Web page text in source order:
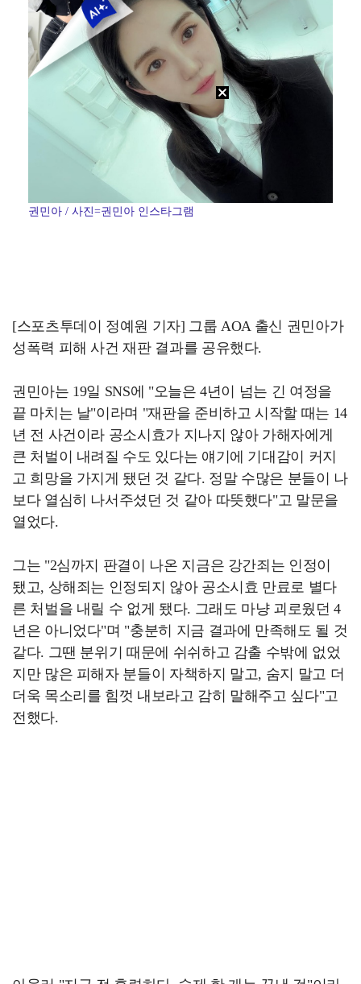
[ST포토] 전예성, 파세이브로 시작
권민아 / 사진=권민아 인스타그램
[스포츠투데이 정예원 기자] 그룹 AOA 출신 권민아가
성폭력 피해 사건 재판 결과를 공유했다.
권민아는 19일 SNS에 "오늘은 4년이 넘는 긴 여정을
끝 마치는 날"이라며 "재판을 준비하고 시작할 때는 14
년 전 사건이라 공소시효가 지나지 않아 가해자에게
큰 처벌이 내려질 수도 있다는 얘기에 기대감이 커지
고 희망을 가지게 됐던 것 같다. 정말 수많은 분들이 나
보다 열심히 나서주셨던 것 같아 따뜻했다"고 말문을
열었다.
그는 "2심까지 판결이 나온 지금은 강간죄는 인정이
됐고, 상해죄는 인정되지 않아 공소시효 만료로 별다
른 처벌을 내릴 수 없게 됐다. 그래도 마냥 괴로웠던 4
년은 아니었다"며 "충분히 지금 결과에 만족해도 될 것
같다. 그땐 분위기 때문에 쉬쉬하고 감출 수밖에 없었
지만 많은 피해자 분들이 자책하지 말고, 숨지 말고 더
더욱 목소리를 힘껏 내보라고 감히 말해주고 싶다"고
전했다.